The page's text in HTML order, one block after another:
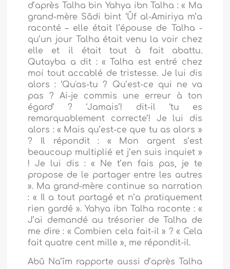
d’après Talha bin Yahya ibn Talha : « Ma
grand-mère Sâdi bint ‘Ûf al-Amiriya m’a
raconté – elle était l’épouse de Talha -
qu’un jour Talha était venu la voir chez
elle et il était tout à fait abattu.
Qutayba a dit : « Talha est entré chez
moi tout accablé de tristesse. Je lui dis
alors : ‘Qu'as-tu ? Qu’est-ce qui ne va
pas ? Ai-je commis une erreur à ton
égard’ ? ‘Jamais’! dit-il ‘tu es
remarquablement correcte’! Je lui dis
alors : « Mais qu’est-ce que tu as alors »
? Il répondit : « Mon argent s’est
beaucoup multiplié et j’en suis inquiet »
! Je lui dis : « Ne t’en fais pas, je te
propose de le partager entre les autres
». Ma grand-mère continue sa narration
: « Il a tout partagé et n’a pratiquement
rien gardé ». Yahya ibn Talha raconte : «
J’ai demandé au trésorier de Talha de
me dire : « Combien cela fait-il » ? « Cela
fait quatre cent mille », me répondit-il.
Abû Na’îm rapporte aussi d’après Talha